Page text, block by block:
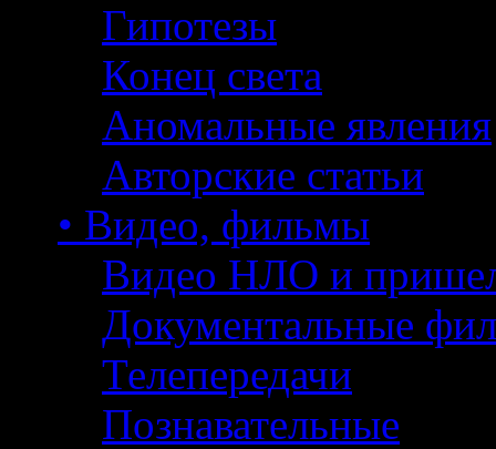
Гипотезы
Конец света
Аномальные явления
Авторские статьи
• Видео, фильмы
Видео НЛО и
Документальные
Телепередачи
Познавательные